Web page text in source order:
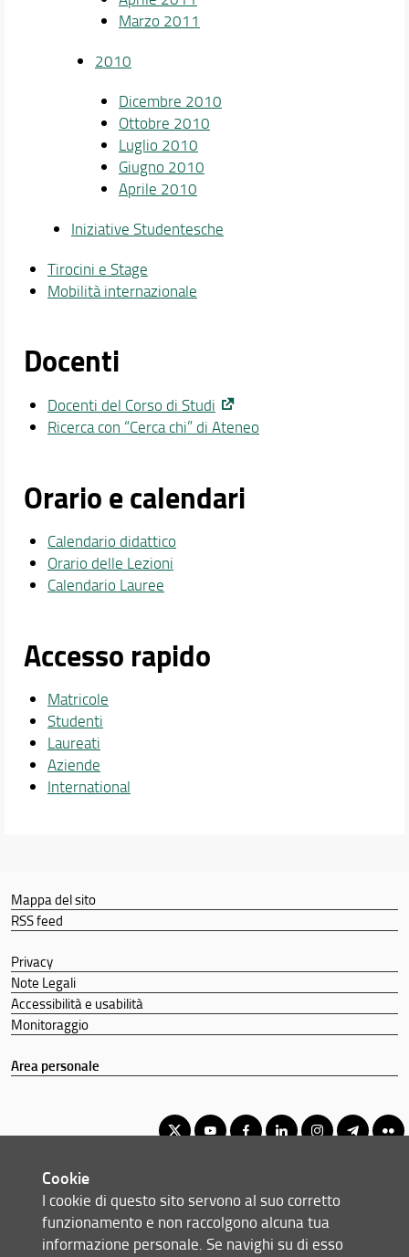
Marzo 2011
2010
Dicembre 2010
Ottobre 2010
Luglio 2010
Giugno 2010
Aprile 2010
Iniziative Studentesche
Tirocini e Stage
Mobilità internazionale
Docenti
Docenti del Corso di Studi
Ricerca con “Cerca chi” di Ateneo
Orario e calendari
Calendario didattico
Orario delle Lezioni
Calendario Lauree
Accesso rapido
Matricole
Studenti
Laureati
Aziende
International
Mappa del sito
RSS feed
Privacy
Note Legali
Accessibilità e usabilità
Monitoraggio
Area personale
Corso di Laurea Triennale in Scienze Forestali e Ambientali
© Copyright 2012-2026 Università degli Studi di Firenze UNIFI
P.IVA/Cod.Fis 01279680480
Cookie
I cookie di questo sito servono al suo corretto
funzionamento e non raccolgono alcuna tua
informazione personale. Se navighi su di esso